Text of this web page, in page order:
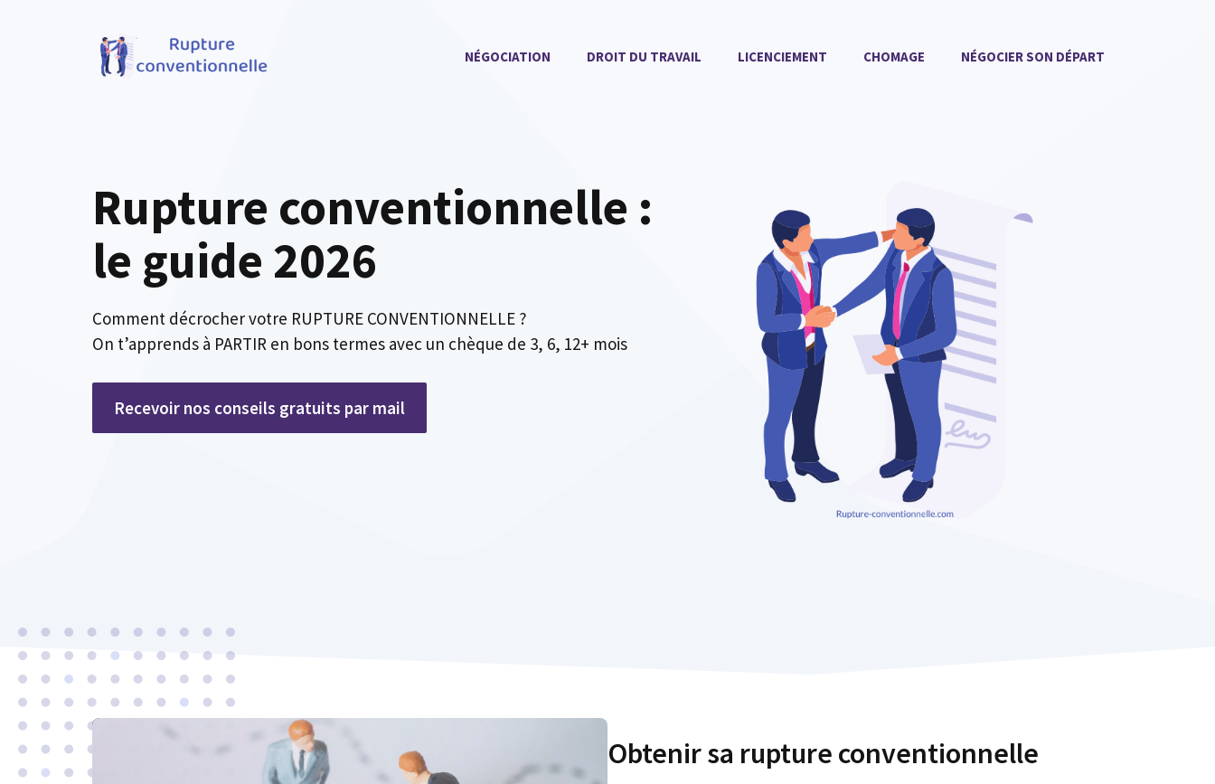
NÉGOCIATION DROIT DU TRAVAIL LICENCIEMENT CHOMAGE NÉGOCIER SON DÉPART
Rupture conventionnelle :
le guide 2026
Comment décrocher votre RUPTURE CONVENTIONNELLE ?
On t’apprends à PARTIR en bons termes avec un chèque de 3, 6, 12+ mois
Recevoir nos conseils gratuits par mail
Obtenir sa rupture conventionnelle